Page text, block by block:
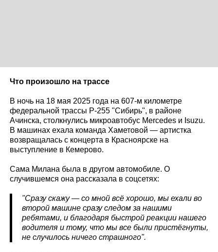
Что произошло на трассе
В ночь на 18 мая 2025 года на 607-м километре
федеральной трассы Р-255 "Сибирь", в районе
Ачинска, столкнулись микроавтобус Mercedes и Isuzu.
В машинах ехала команда Хаметовой — артистка
возвращалась с концерта в Красноярске на
выступление в Кемерово.
Сама Милана была в другом автомобиле. О
случившемся она рассказала в соцсетях:
"Сразу скажу — со мной всё хорошо, мы ехали во
второй машине сразу следом за нашими
ребятами, и благодаря быстрой реакции нашего
водителя и тому, что мы все были пристёгнуты,
не случилось ничего страшного".